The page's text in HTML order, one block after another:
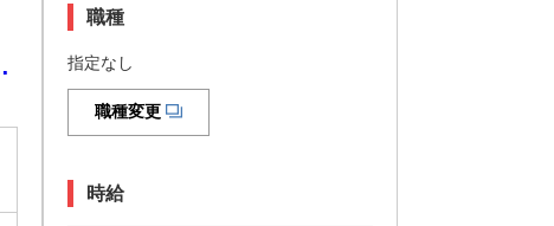
職種
指定なし
職種変更
時給